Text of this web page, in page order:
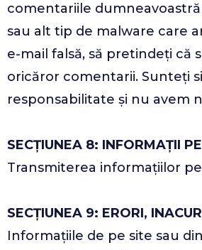
comentariile
sau alt tip de malware care
e-mail falsă, să pretindeți
oricăror comentarii. Sunteți
responsabilitate și nu avem
SECȚIUNEA 8: INFORMAȚII
Transmiterea informațiilor
SECȚIUNEA 9: ERORI,
Informațiile de pe site sau